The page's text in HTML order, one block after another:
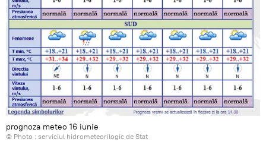
prognoza meteo 16 iunie
© Photo : serviciul hidrometeorilogic de Stat